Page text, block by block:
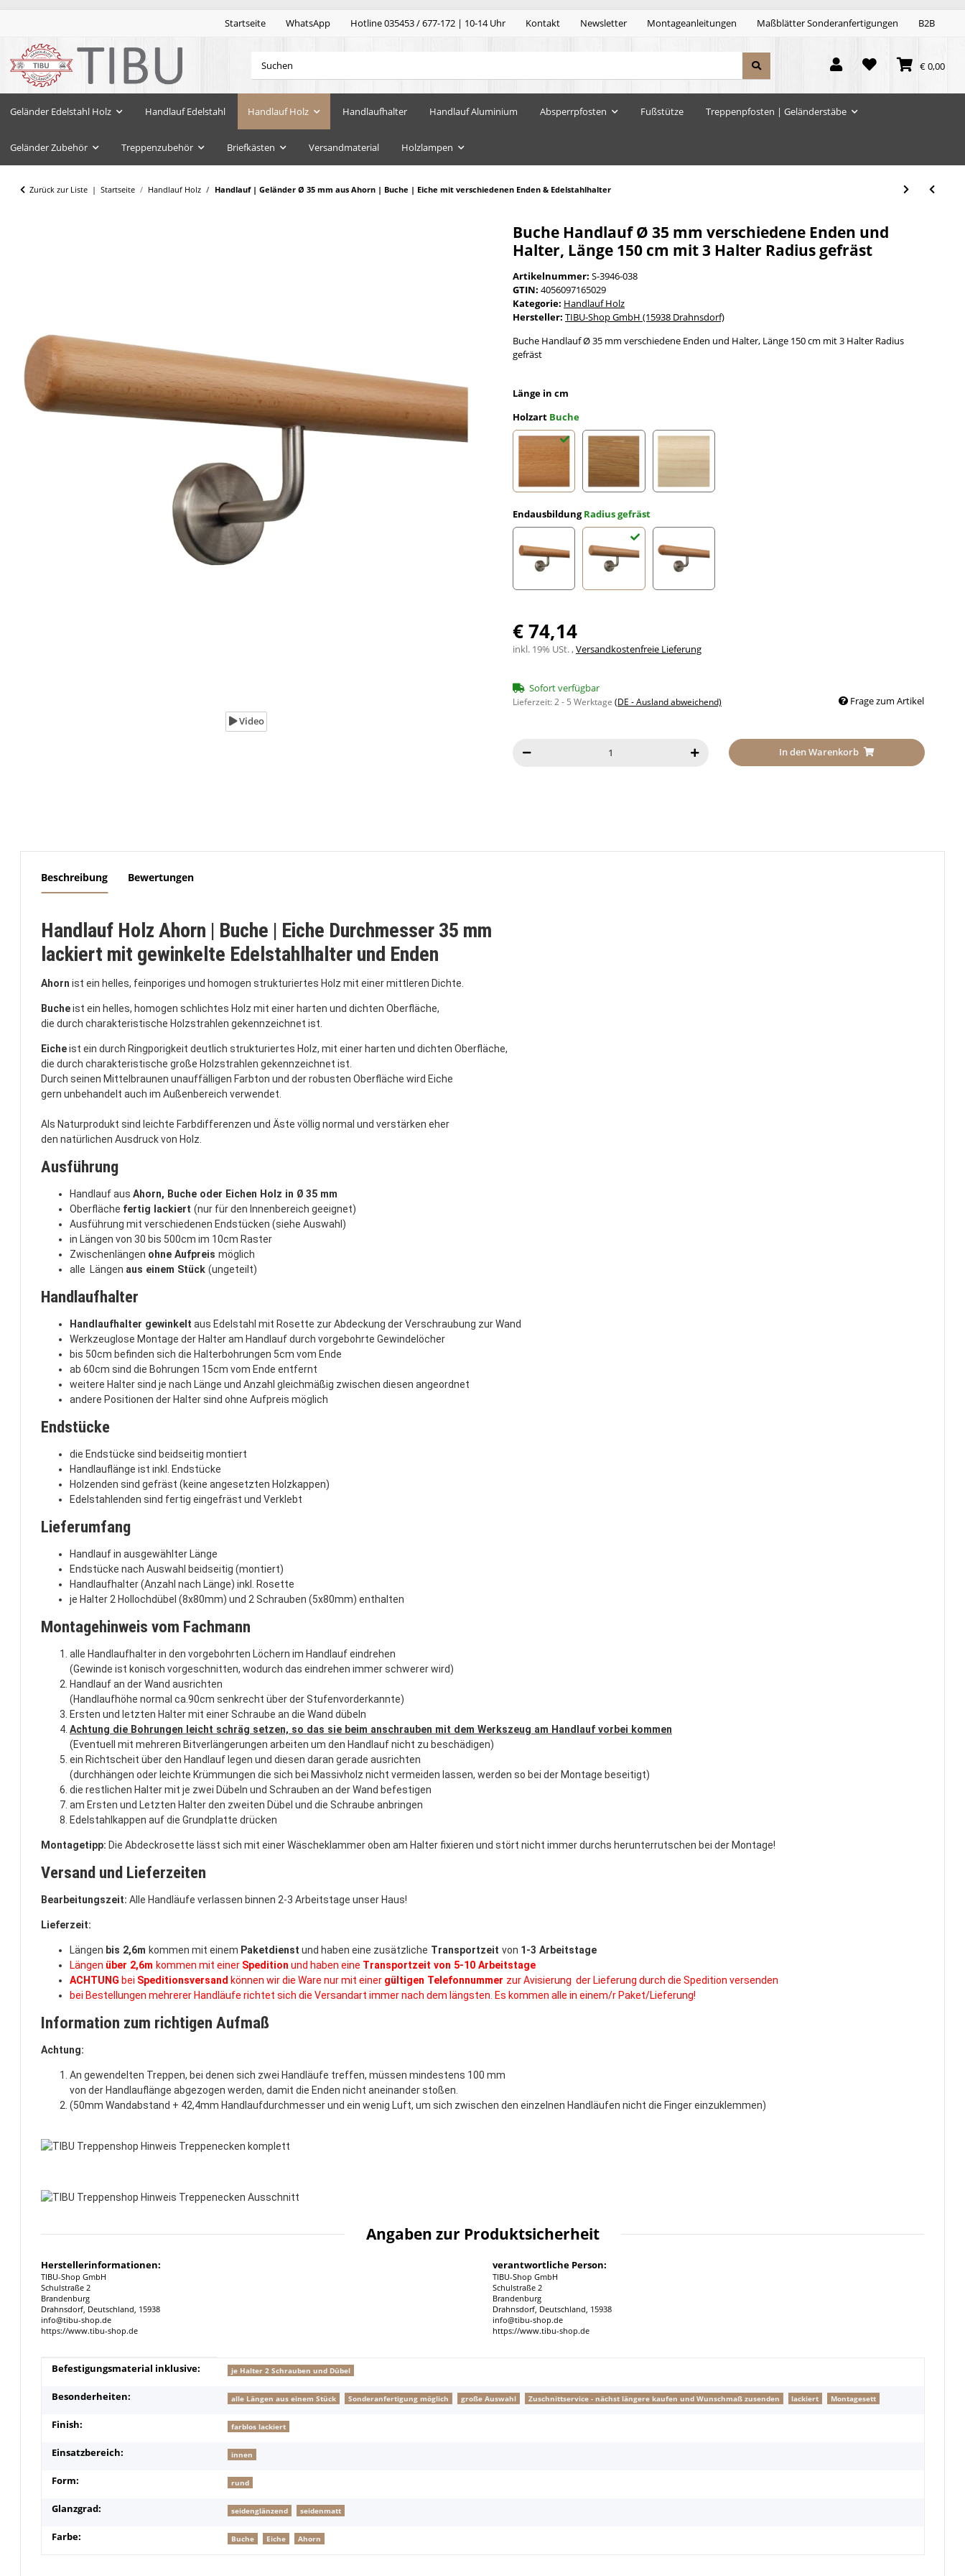
Startseite WhatsApp Hotline 035453 / 677-172 | 10-14 Uhr Kontakt Newsletter Montageanleitungen Maßblätter Sonderanfertigungen B2B
€ 0,00
Geländer Edelstahl Holz Handlauf Edelstahl Handlauf Holz Handlaufhalter Handlauf Aluminium Absperrpfosten Fußstütze Treppenpfosten | Geländerstäbe
Geländer Zubehör Treppenzubehör Briefkästen Versandmaterial Holzlampen
Zurück zur Liste Startseite Handlauf Holz Handlauf | Geländer Ø 35 mm aus Ahorn | Buche | Eiche mit verschiedenen Enden & Edelstahlhalter
Video
Buche Handlauf Ø 35 mm verschiedene Enden und
Halter, Länge 150 cm mit 3 Halter Radius gefräst
Artikelnummer: S-3946-038
GTIN: 4056097165029
Kategorie: Handlauf Holz
Hersteller: TIBU-Shop GmbH (15938 Drahnsdorf)
Buche Handlauf Ø 35 mm verschiedene Enden und Halter, Länge 150 cm mit 3 Halter Radius
gefräst
Länge in cm
Holzart Buche
EndausbildungRadius gefräst
€ 74,14
inkl. 19% USt. ,Versandkostenfreie Lieferung
Sofort verfügbar
Lieferzeit:2 - 5 Werktage (DE - Ausland abweichend) Frage zum Artikel
In den Warenkorb
Beschreibung Bewertungen
Handlauf Holz Ahorn | Buche | Eiche Durchmesser 35 mm
lackiert mit gewinkelte Edelstahlhalter und Enden
Ahorn ist ein helles, feinporiges und homogen strukturiertes Holz mit einer mittleren Dichte.
Bucheist ein helles, homogen schlichtes Holz mit einer harten und dichten Oberfläche,
die durch charakteristische Holzstrahlen gekennzeichnet ist.
Eicheist ein durch Ringporigkeit deutlich strukturiertes Holz, mit einer harten und dichten Oberfläche,
die durch charakteristische große Holzstrahlen gekennzeichnet ist.
Durch seinen Mittelbraunen unauffälligen Farbton und der robusten Oberfläche wird Eiche
gern unbehandelt auch im Außenbereich verwendet.
Als Naturprodukt sind leichte Farbdifferenzen und Äste völlig normal und verstärken eher
den natürlichen Ausdruck von Holz.
Ausführung
Handlauf aus Ahorn, Buche oder Eichen Holz in Ø 35 mm
Oberfläche fertig lackiert (nur für den Innenbereich geeignet)
Ausführung mit verschiedenen Endstücken (siehe Auswahl)
in Längen von 30 bis 500cm im 10cm Raster
Zwischenlängen ohne Aufpreis möglich
alle Längen aus einem Stück (ungeteilt)
Handlaufhalter
Handlaufhalter gewinkelt aus Edelstahl mit Rosette zur Abdeckung der Verschraubung zur Wand
Werkzeuglose Montage der Halter am Handlauf durch vorgebohrte Gewindelöcher
bis 50cm befinden sich die Halterbohrungen 5cm vom Ende
ab 60cm sind die Bohrungen 15cm vom Ende entfernt
weitere Halter sind je nach Länge und Anzahl gleichmäßig zwischen diesen angeordnet
andere Positionen der Halter sind ohne Aufpreis möglich
Endstücke
die Endstücke sind beidseitig montiert
Handlauflänge ist inkl. Endstücke
Holzenden sind gefräst (keine angesetzten Holzkappen)
Edelstahlenden sind fertig eingefräst und Verklebt
Lieferumfang
Handlauf in ausgewählter Länge
Endstücke nach Auswahl beidseitig (montiert)
Handlaufhalter (Anzahl nach Länge) inkl. Rosette
je Halter 2 Hollochdübel (8x80mm) und 2 Schrauben (5x80mm) enthalten
Montagehinweis vom Fachmann
alle Handlaufhalter in den vorgebohrten Löchern im Handlauf eindrehen
(Gewinde ist konisch vorgeschnitten, wodurch das eindrehen immer schwerer wird)
Handlauf an der Wand ausrichten
(Handlaufhöhe normal ca.90cm senkrecht über der Stufenvorderkannte)
Ersten und letzten Halter mit einer Schraube an die Wand dübeln
Achtung die Bohrungen leicht schräg setzen, so das sie beim anschrauben mit dem Werkszeug am Handlauf vorbei kommen
(Eventuell mit mehreren Bitverlängerungen arbeiten um den Handlauf nicht zu beschädigen)
ein Richtscheit über den Handlauf legen und diesen daran gerade ausrichten
(durchhängen oder leichte Krümmungen die sich bei Massivholz nicht vermeiden lassen, werden so bei der Montage beseitigt)
die restlichen Halter mit je zwei Dübeln und Schrauben an der Wand befestigen
am Ersten und Letzten Halter den zweiten Dübel und die Schraube anbringen
Edelstahlkappen auf die Grundplatte drücken
Montagetipp: Die Abdeckrosette lässt sich mit einer Wäscheklammer oben am Halter fixieren und stört nicht immer durchs herunterrutschen bei der Montage!
Versand und Lieferzeiten
Bearbeitungszeit: Alle Handläufe verlassen binnen 2-3 Arbeitstage unser Haus!
Lieferzeit:
Längen bis 2,6m kommen mit einem Paketdienst und haben eine zusätzliche Transportzeit von 1-3 Arbeitstage
Längen über 2,6m kommen mit einer Spedition und haben eine Transportzeit von 5-10 Arbeitstage
ACHTUNG bei Speditionsversand können wir die Ware nur mit einer gültigen Telefonnummer zur Avisierung der Lieferung durch die Spedition versenden
bei Bestellungen mehrerer Handläufe richtet sich die Versandart immer nach dem längsten. Es kommen alle in einem/r Paket/Lieferung!
Information zum richtigen Aufmaß
Achtung:
An gewendelten Treppen, bei denen sich zwei Handläufe treffen, müssen mindestens 100 mm
von der Handlauflänge abgezogen werden, damit die Enden nicht aneinander stoßen.
(50mm Wandabstand + 42,4mm Handlaufdurchmesser und ein wenig Luft, um sich zwischen den einzelnen Handläufen nicht die Finger einzuklemmen)
Angaben zur Produktsicherheit
Herstellerinformationen:
TIBU-Shop GmbH
Schulstraße 2
Brandenburg
Drahnsdorf, Deutschland, 15938
info@tibu-shop.de
https://www.tibu-shop.de
verantwortliche Person:
TIBU-Shop GmbH
Schulstraße 2
Brandenburg
Drahnsdorf, Deutschland, 15938
info@tibu-shop.de
https://www.tibu-shop.de
Produkteigenschaft
Wert
Befestigungsmaterial inklusive: je Halter 2 Schrauben und Dübel
Besonderheiten: alle Längen aus einem Stück Sonderanfertigung möglich große Auswahl Zuschnittservice - nächst längere kaufen und Wunschmaß zusenden lackiert Montagesett
Finish: farblos lackiert
Einsatzbereich: innen
Form: rund
Glanzgrad: seidenglänzend seidenmatt
Farbe: Buche Eiche Ahorn